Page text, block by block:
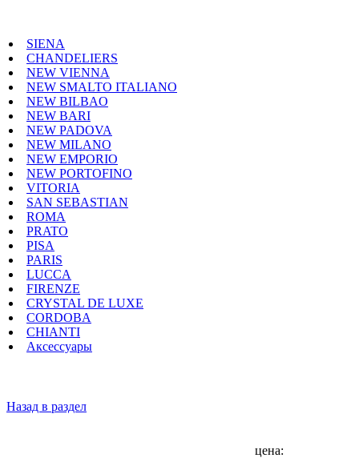
SIENA
CHANDELIERS
NEW VIENNA
NEW SMALTO ITALIANO
NEW BILBAO
NEW BARI
NEW PADOVA
NEW MILANO
NEW EMPORIO
NEW PORTOFINO
VITORIA
SAN SEBASTIAN
ROMA
PRATO
PISA
PARIS
LUCCA
FIRENZE
CRYSTAL DE LUXE
CORDOBA
CHIANTI
Аксессуары
Назад в раздел
цена: